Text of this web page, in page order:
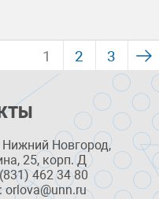
1 2 3
Нижний Новгород,
25, корп. Д
462 34 80
orlova@unn.ru